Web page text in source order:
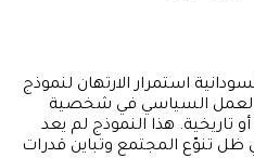
استمرار الارتهان لنموذج
العمل السياسي في شخصية
أو تاريخية. هذا النموذج لم يعد
ظل تنوّع المجتمع وتباين قدرات